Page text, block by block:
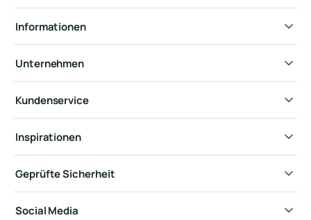
Informationen
Unternehmen
Kundenservice
Inspirationen
Geprüfte Sicherheit
Social Media